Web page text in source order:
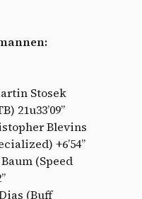
Stosek
21u33’09”
Blevins
+6’54”
(Speed
(Buff